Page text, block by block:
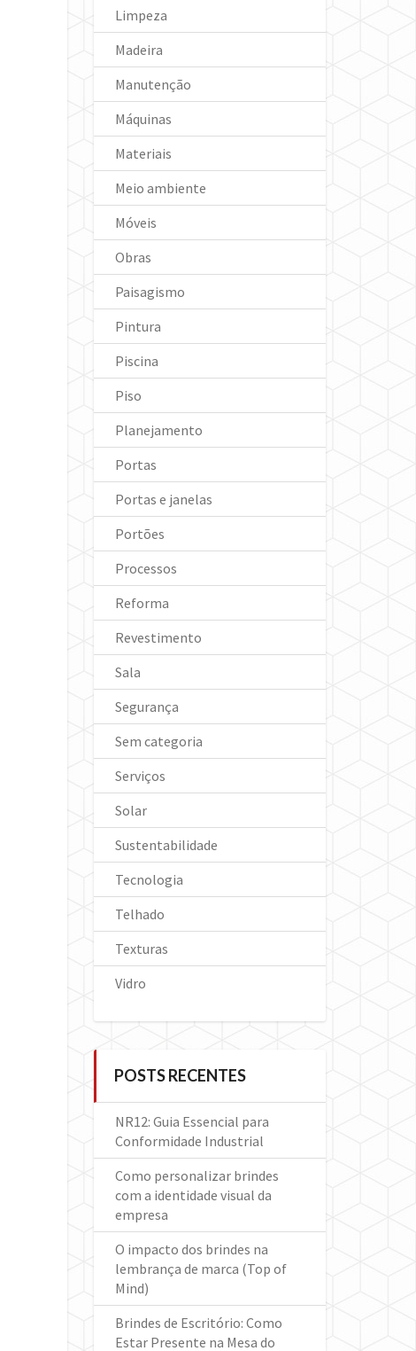
Limpeza
Madeira
Manutenção
Máquinas
Materiais
Meio ambiente
Móveis
Obras
Paisagismo
Pintura
Piscina
Piso
Planejamento
Portas
Portas e janelas
Portões
Processos
Reforma
Revestimento
Sala
Segurança
Sem categoria
Serviços
Solar
Sustentabilidade
Tecnologia
Telhado
Texturas
Vidro
POSTS RECENTES
NR12: Guia Essencial para
Conformidade Industrial
Como personalizar brindes
com a identidade visual da
empresa
O impacto dos brindes na
lembrança de marca (Top of
Mind)
Brindes de Escritório: Como
Estar Presente na Mesa do